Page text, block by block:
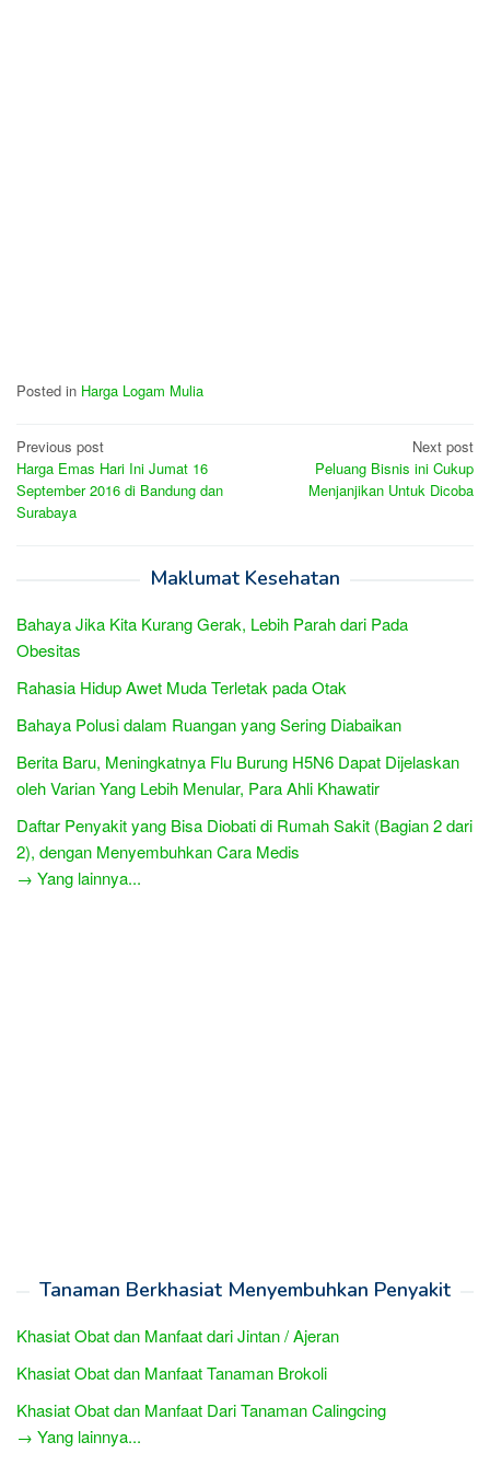
Posted in Harga Logam Mulia
Post
navigation
Previous post
Harga Emas Hari Ini Jumat 16
September 2016 di Bandung dan
Surabaya
Next post
Peluang Bisnis ini Cukup
Menjanjikan Untuk Dicoba
Maklumat Kesehatan
Bahaya Jika Kita Kurang Gerak, Lebih Parah dari Pada
Obesitas
Rahasia Hidup Awet Muda Terletak pada Otak
Bahaya Polusi dalam Ruangan yang Sering Diabaikan
Berita Baru, Meningkatnya Flu Burung H5N6 Dapat Dijelaskan
oleh Varian Yang Lebih Menular, Para Ahli Khawatir
Daftar Penyakit yang Bisa Diobati di Rumah Sakit (Bagian 2 dari
2), dengan Menyembuhkan Cara Medis
→ Yang lainnya...
Tanaman Berkhasiat Menyembuhkan Penyakit
Khasiat Obat dan Manfaat dari Jintan / Ajeran
Khasiat Obat dan Manfaat Tanaman Brokoli
Khasiat Obat dan Manfaat Dari Tanaman Calingcing
→ Yang lainnya...